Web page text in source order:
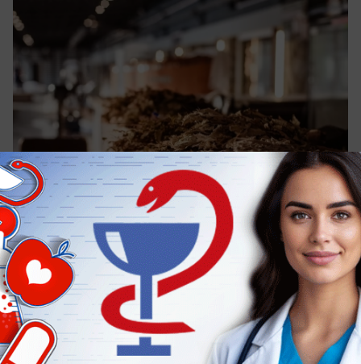
сегодня в 15:00 0
Общество
Воздух у «Платовского» признали одним
из самых грязных в Ростовской области